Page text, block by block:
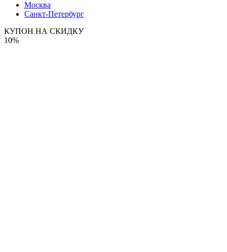
Москва
Санкт-Петербург
КУПОН НА СКИДКУ
10%